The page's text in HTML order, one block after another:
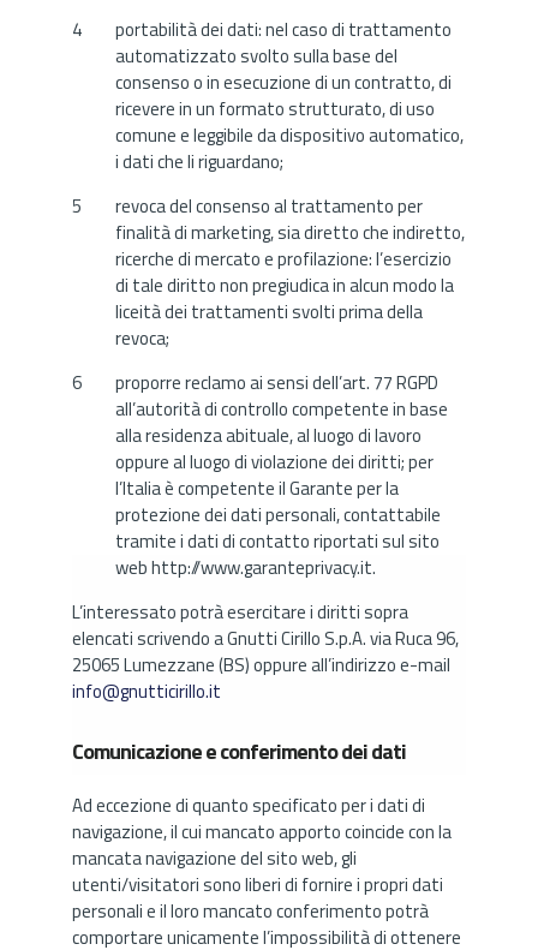
portabilità dei dati: nel caso di trattamento
automatizzato svolto sulla base del
consenso o in esecuzione di un contratto, di
ricevere in un formato strutturato, di uso
comune e leggibile da dispositivo automatico,
i dati che li riguardano;
revoca del consenso al trattamento per
finalità di marketing, sia diretto che indiretto,
ricerche di mercato e profilazione: l’esercizio
di tale diritto non pregiudica in alcun modo la
liceità dei trattamenti svolti prima della
revoca;
proporre reclamo ai sensi dell’art. 77 RGPD
all’autorità di controllo competente in base
alla residenza abituale, al luogo di lavoro
oppure al luogo di violazione dei diritti; per
l’Italia è competente il Garante per la
protezione dei dati personali, contattabile
tramite i dati di contatto riportati sul sito
web http://www.garanteprivacy.it.
L’interessato potrà esercitare i diritti sopra
elencati scrivendo a Gnutti Cirillo S.p.A. via Ruca 96,
25065 Lumezzane (BS) oppure all’indirizzo e-mail
info@gnutticirillo.it
Comunicazione e conferimento dei dati
Ad eccezione di quanto specificato per i dati di
navigazione, il cui mancato apporto coincide con la
mancata navigazione del sito web, gli
utenti/visitatori sono liberi di fornire i propri dati
personali e il loro mancato conferimento potrà
comportare unicamente l’impossibilità di ottenere